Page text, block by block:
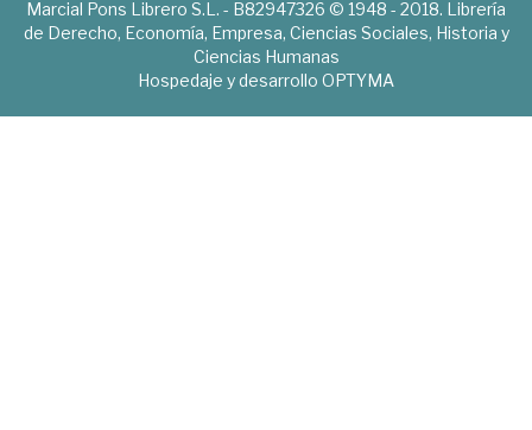
Marcial Pons Librero S.L. - B82947326 © 1948 - 2018. Librería
de Derecho, Economía, Empresa, Ciencias Sociales, Historia y
Ciencias Humanas
Hospedaje y desarrollo OPTYMA